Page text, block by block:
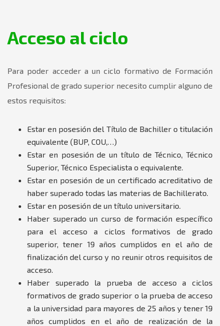
Acceso al ciclo
Para poder acceder a un ciclo formativo de Formación
Profesional de grado superior necesito cumplir alguno de
estos requisitos:
Estar en posesión del Título de Bachiller o titulación
equivalente (BUP, COU,…)
Estar en posesión de un título de Técnico, Técnico
Superior, Técnico Especialista o equivalente.
Estar en posesión de un certificado acreditativo de
haber superado todas las materias de Bachillerato.
Estar en posesión de un título universitario.
Haber superado un curso de formación específico
para el acceso a ciclos formativos de grado
superior, tener 19 años cumplidos en el año de
finalización del curso y no reunir otros requisitos de
acceso.
Haber superado la prueba de acceso a ciclos
formativos de grado superior o la prueba de acceso
a la universidad para mayores de 25 años y tener 19
años cumplidos en el año de realización de la